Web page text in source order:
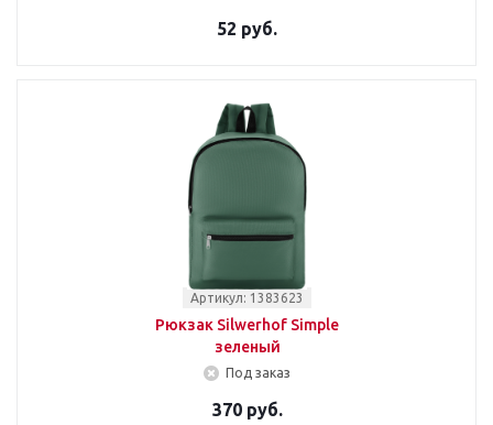
52 руб.
Артикул: 1383623
Рюкзак Silwerhof Simple
зеленый
Под заказ
370 руб.